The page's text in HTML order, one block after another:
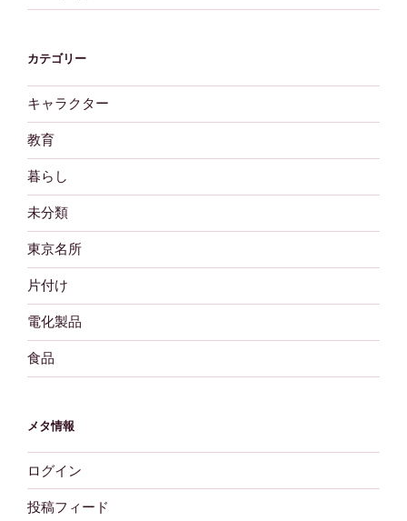
カテゴリー
キャラクター
教育
暮らし
未分類
東京名所
片付け
電化製品
食品
メタ情報
ログイン
投稿フィード